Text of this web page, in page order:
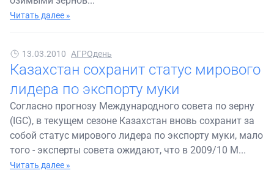
Читать далее »
13.03.2010 АГРОдень
Казахстан сохранит статус мирового
лидера по экспорту муки
Согласно прогнозу Международного совета по зерну
(IGC), в текущем сезоне Казахстан вновь сохранит за
собой статус мирового лидера по экспорту муки, мало
того - эксперты совета ожидают, что в 2009/10 М...
Читать далее »